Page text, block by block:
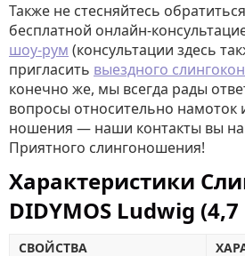
Также не стесняйтесь
бесплатной онлайн-
шоу-рум (консультации здесь
пригласить выездного
конечно же, мы всегда рады
вопросы относительно намоток
ношения — наши контакты вы
Приятного слингоношения!
Характеристики
DIDYMOS Ludwig
СВОЙСТВА